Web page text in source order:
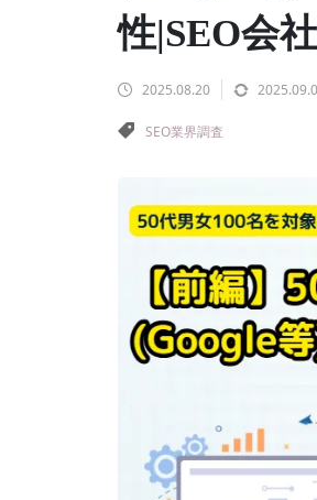
【月
のイ
から
問合
性|SEO会
2025.08.20
SEO業界調査